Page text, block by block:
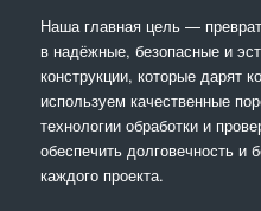
Наша главная цель —
в надёжные, безопасные и
конструкции, которые дарят
используем качественные
технологии обработки и
обеспечить долговечность и
каждого проекта.